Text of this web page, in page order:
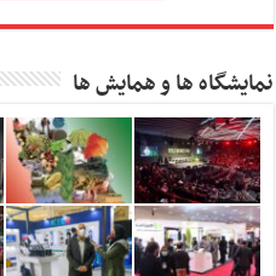
نمایشگاه ها و همایش ها